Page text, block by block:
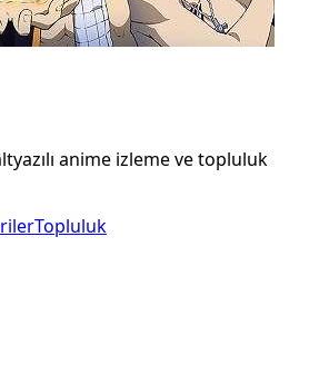
anime izleme ve topluluk
Topluluk